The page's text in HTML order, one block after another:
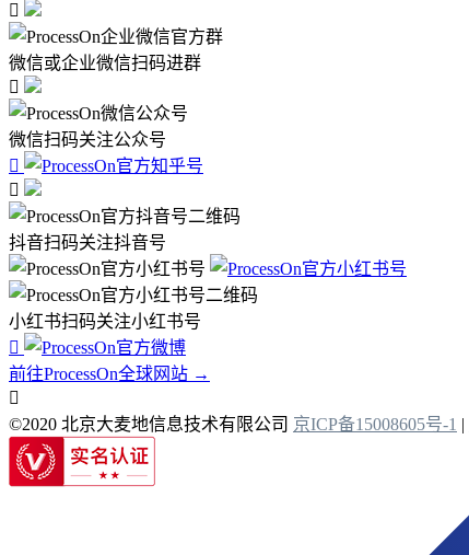

微信或企业微信扫码进群

微信扫码关注公众号


抖音扫码关注抖音号
小红书扫码关注小红书号

前往ProcessOn全球网站 →

©2020 北京大麦地信息技术有限公司 京ICP备15008605号-1 |